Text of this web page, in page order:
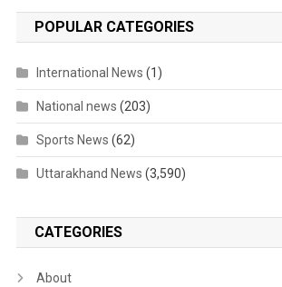
POPULAR CATEGORIES
International News (1)
National news (203)
Sports News (62)
Uttarakhand News (3,590)
CATEGORIES
About